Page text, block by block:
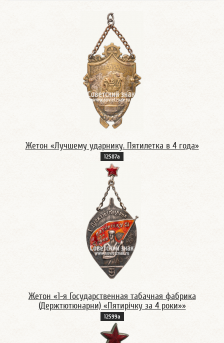
Жетон «Лучшему ударнику. Пятилетка в 4 года»
12587а
Жетон «1-я Государственная табачная фабрика
(Держтютюнарни) «Пятирiчку за 4 роки»»
12599а